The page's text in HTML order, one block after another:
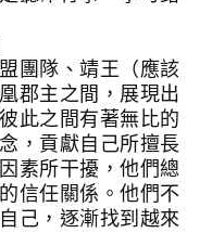
團隊、靖王（應該
郡主之間，展現出
此之間有著無比的
，貢獻自己所擅長
素所干擾，他們總
信任關係。他們不
己，逐漸找到越來